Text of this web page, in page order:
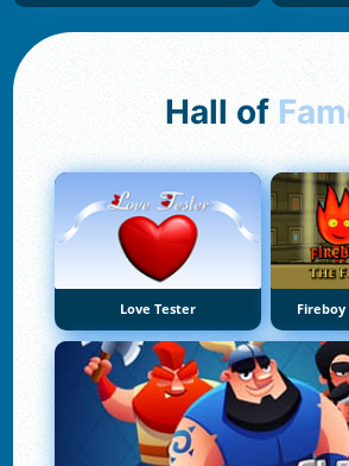
Hall of
Love Tester